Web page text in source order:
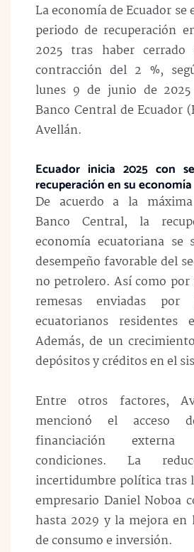
La economía de Ecuador
periodo de recuperación
2025 tras haber
contracción del 2 %,
lunes 9 de junio de
Banco Central de Ecuador
Avellán.
Ecuador inicia 2025 con
recuperación en su economía
De acuerdo a la
Banco Central, la
economía ecuatoriana se
desempeño favorable del
no petrolero. Así como
remesas enviadas por
ecuatorianos
Además, de un
depósitos y créditos en el
Entre otros factores,
mencionó el acceso
financiación
condiciones. La
incertidumbre política tras
empresario Daniel Noboa
hasta 2029 y la mejora en
de consumo e inversión.